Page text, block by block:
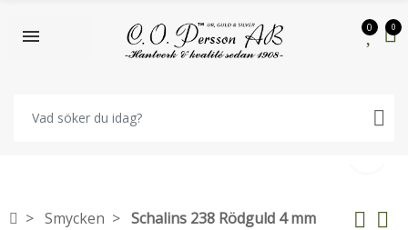
0 0
Smycken Schalins 238 Rödguld 4 mm